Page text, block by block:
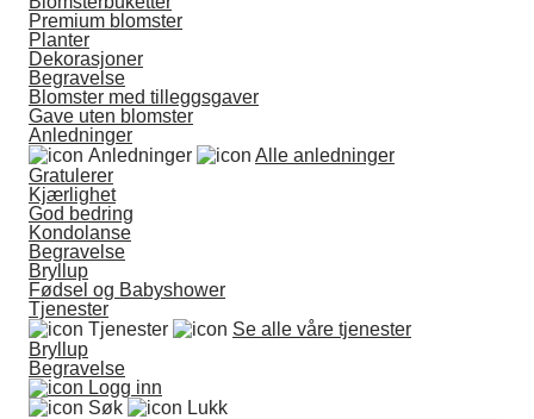
Premium blomster
Planter
Dekorasjoner
Begravelse
Blomster med tilleggsgaver
Gave uten blomster
Anledninger
Anledninger
Alle anledninger
Gratulerer
Kjærlighet
God bedring
Kondolanse
Begravelse
Bryllup
Fødsel og Babyshower
Tjenester
Tjenester
Se alle våre tjenester
Bryllup
Begravelse
Logg inn
Søk
Lukk